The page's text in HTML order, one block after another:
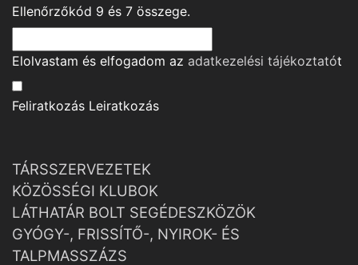
Ellenőrzőkód 9 és 7 összege.
Elolvastam és elfogadom az adatkezelési tájékoztatót
Feliratkozás Leiratkozás
TÁRSSZERVEZETEK
KÖZÖSSÉGI KLUBOK
LÁTHATÁR BOLT SEGÉDESZKÖZÖK
GYÓGY-, FRISSÍTŐ-, NYIROK- ÉS
TALPMASSZÁZS